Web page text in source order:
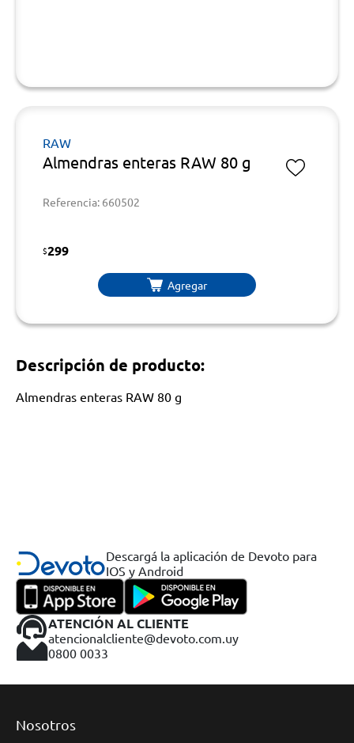
RAW
Almendras enteras RAW 80 g
Referencia: 660502
$299
Agregar
Descripción de producto:
Almendras enteras RAW 80 g
Descargá la aplicación de Devoto para
IOS y Android
ATENCIÓN AL CLIENTE
atencionalcliente@devoto.com.uy
0800 0033
Nosotros